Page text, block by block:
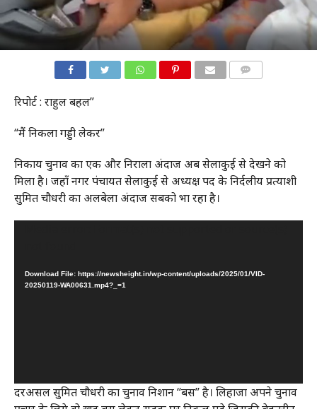
रिपोर्ट : राहुल बहल”
“मैं निकला गड्डी लेकर”
निकाय चुनाव का एक और निराला अंदाज अब सेलाकुई से देखने को
मिला है। जहाँ नगर पंचायत सेलाकुई से अध्यक्ष पद के निर्दलीय प्रत्याशी
सुमित चौधरी का अलबेला अंदाज सबको भा रहा है।
Video
Download File: https://newsheight.in/wp-content/uploads/2025/01/VID-
20250119-WA00631.mp4?_=1
दरअसल सुमित चौधरी का चुनाव निशान “बस” है। लिहाजा अपने चुनाव